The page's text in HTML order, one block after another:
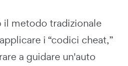
il metodo tradizionale
i “codici cheat,”
a guidare un'auto